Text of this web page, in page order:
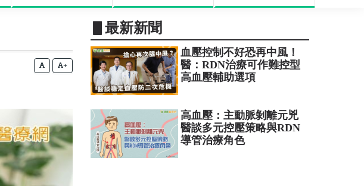
+
▋最新新聞
血壓控制不好恐再中風！
醫：RDN治療可作難控型
高血壓輔助選項
高血壓：主動脈剝離元兇
醫談多元控壓策略與RDN
導管治療角色